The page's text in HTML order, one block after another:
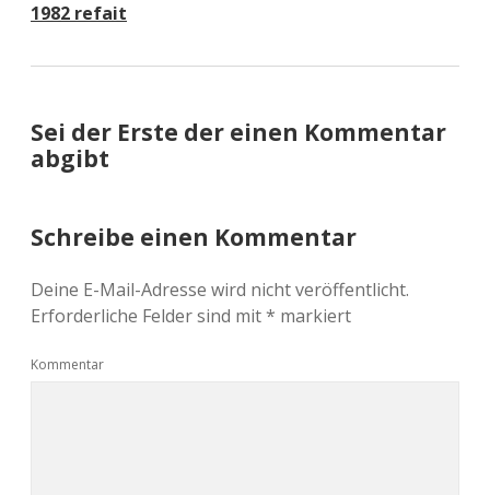
1982 refait
Sei der Erste der einen Kommentar
abgibt
Schreibe einen Kommentar
Deine E-Mail-Adresse wird nicht veröffentlicht.
Erforderliche Felder sind mit* markiert
Kommentar